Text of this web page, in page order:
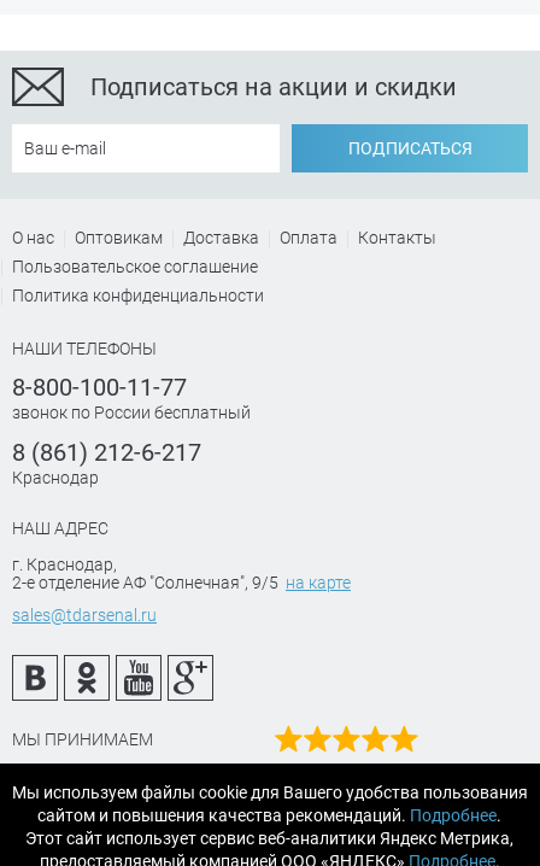
Подписаться на акции и скидки
ПОДПИСАТЬСЯ
О нас Оптовикам Доставка Оплата
Контакты
Пользовательское соглашение
Политика конфиденциальности
НАШИ ТЕЛЕФОНЫ
8-800-100-11-77
звонок по России бесплатный
8 (861) 212-6-217
Краснодар
НАШ АДРЕС
г. Краснодар,
2-е отделение АФ "Солнечная", 9/5 на карте
sales@tdarsenal.ru
МЫ ПРИНИМАЕМ
на Яндекс маркет
Читайте отзывы
Мы используем файлы cookie для Вашего удобства пользования
сайтом и повышения качества рекомендаций. Подробнее.
Этот сайт использует сервис веб-аналитики Яндекс Метрика,
предоставляемый компанией ООО «ЯНДЕКС» Подробнее.
×
Этот товар положили в корзину
14 человек